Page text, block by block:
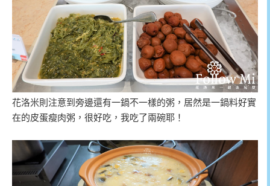
花洛米則注意到旁邊還有一鍋不一樣的粥，居然是一鍋料好實
在的皮蛋瘦肉粥，很好吃，我吃了兩碗耶！